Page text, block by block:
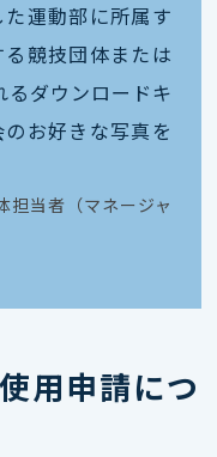
運動部に所属す
競技団体または
るダウンロードキ
お好きな写真を
担当者（マネージャ
用申請につ